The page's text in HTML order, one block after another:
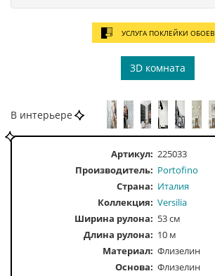
УСЛУГА ПОКЛЕЙКИ ОБОЕВ
3D комната
В интерьере
Артикул: 225033
Производитель: Portofino
Страна: Италия
Коллекция: Versilia
Ширина рулона: 53 см
Длина рулона: 10 м
Материал: Флизелин
Основа: Флизелин